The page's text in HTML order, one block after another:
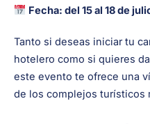
Fecha: del 15 al 18 de
Tanto si deseas iniciar tu
hotelero como si quieres
este evento te ofrece una
de los complejos turísticos